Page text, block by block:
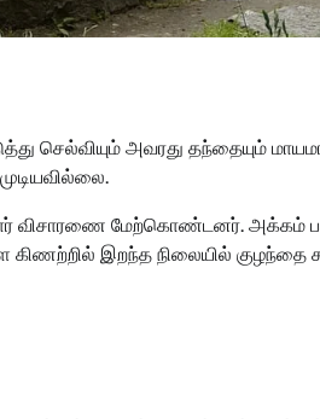
செல்வியும் அவரது தந்தையும்
விசாரணை மேற்கொண்டனர். அக்கம்
இறந்த நிலையில் குழந்தை